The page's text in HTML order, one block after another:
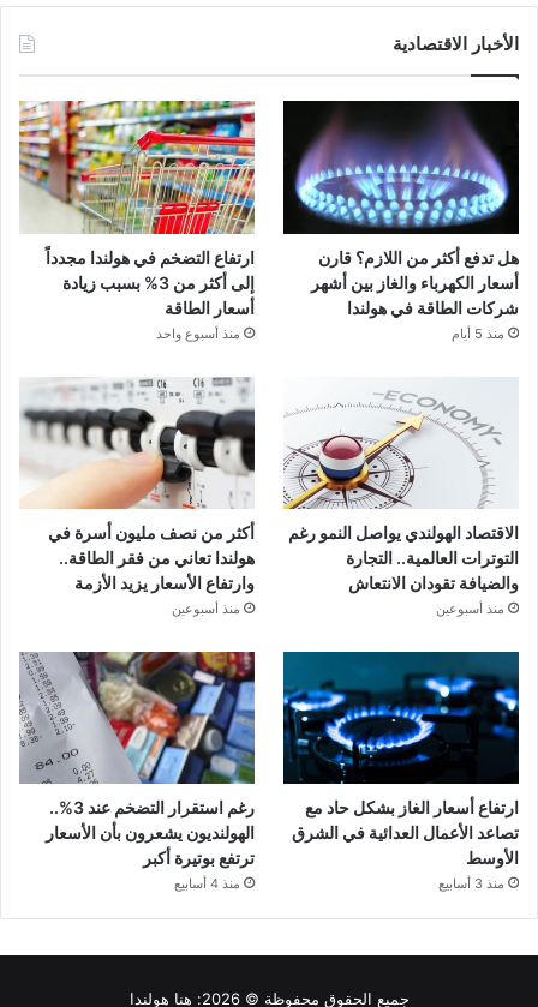
الأخبار الاقتصادية
هل تدفع أكثر من اللازم؟ قارن
أسعار الكهرباء والغاز بين أشهر
شركات الطاقة في هولندا
منذ 5 أيام
ارتفاع التضخم في هولندا مجدداً
إلى أكثر من 3% بسبب زيادة
أسعار الطاقة
منذ أسبوع واحد
الاقتصاد الهولندي يواصل النمو رغم
التوترات العالمية.. التجارة
والضيافة تقودان الانتعاش
منذ أسبوعين
أكثر من نصف مليون أسرة في
هولندا تعاني من فقر الطاقة..
وارتفاع الأسعار يزيد الأزمة
منذ أسبوعين
ارتفاع أسعار الغاز بشكل حاد مع
تصاعد الأعمال العدائية في الشرق
الأوسط
منذ 3 أسابيع
رغم استقرار التضخم عند 3%..
الهولنديون يشعرون بأن الأسعار
ترتفع بوتيرة أكبر
منذ 4 أسابيع
جميع الحقوق محفوظة © 2026: هنا هولندا